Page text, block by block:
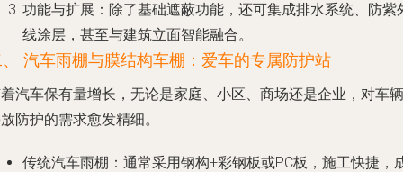
功能与扩展 ：除了基础遮蔽功能，还可集成排水系统、防紫
线涂层，甚至与建筑立面智能融合。
汽车雨棚与膜结构车棚：爱车的专属防护站
汽车保有量增长，无论是家庭、小区、商场还是企业，对车辆
防护的需求愈发精细。
传统汽车雨棚 ：通常采用钢构+彩钢板或PC板，施工快捷，